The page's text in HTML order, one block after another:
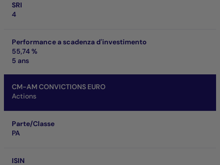
SRI
4
Performance a scadenza d'investimento
55,74 %
5 ans
CM-AM CONVICTIONS EURO
Actions
Parte/Classe
PA
ISIN